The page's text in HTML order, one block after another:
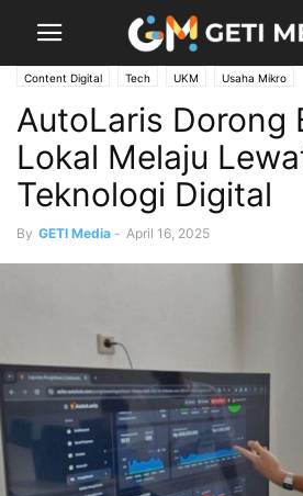
Content Digital Tech UKM Usaha Mikro
AutoLaris Dorong
Lokal Melaju
Teknologi Digital
By GETI Media - April 16, 2025